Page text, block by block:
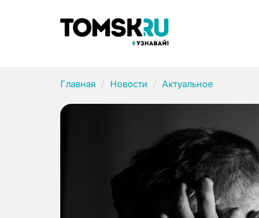
Главная Новости Актуальное
Рубрики